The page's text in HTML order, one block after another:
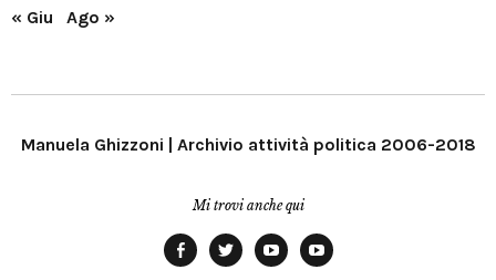
« Giu Ago »
Manuela Ghizzoni | Archivio attività politica 2006-2018
Mi trovi anche qui